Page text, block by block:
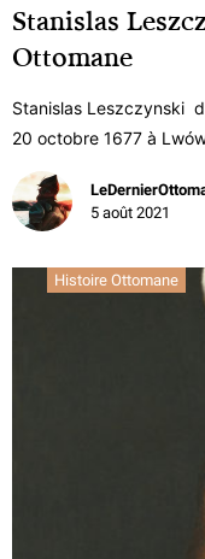
Stanislas
Ottomane
Stanislas Leszczynski
20 octobre 1677 à
5 août 2021
Histoire Ottomane